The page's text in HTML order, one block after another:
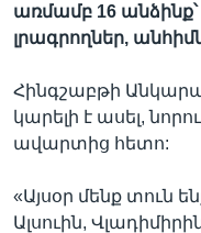
առմամբ 16
լրագրողներ,
Հինգշաբթի
կարելի է ասել,
ավարտից հետո:
«Այսօր մենք տուն
Ալսուին,